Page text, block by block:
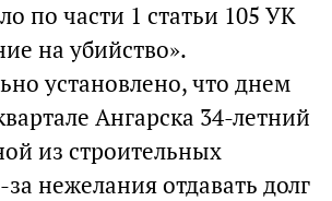
по части 1 статьи 105 УК
на убийство».
установлено, что днем
Ангарска 34-летний
из строительных
нежелания отдавать долг